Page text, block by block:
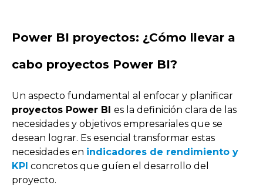
Power BI proyectos: ¿Cómo llevar a
cabo proyectos Power BI?
Un aspecto fundamental al enfocar y planificar
proyectos Power BI es la definición clara de las
necesidades y objetivos empresariales que se
desean lograr. Es esencial transformar estas
necesidades en indicadores de rendimiento y
KPI concretos que guíen el desarrollo del
proyecto.